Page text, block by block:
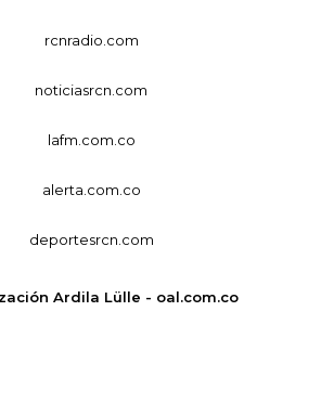
rcnradio.com
noticiasrcn.com
lafm.com.co
alerta.com.co
deportesrcn.com
Ardila Lülle - oal.com.co